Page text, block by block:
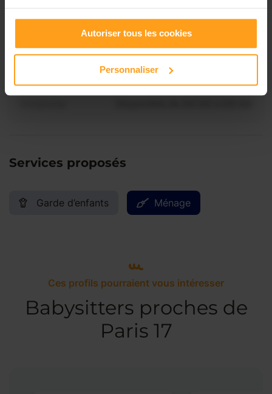
Autoriser tous les cookies
Personnaliser
Disponible de 00:00 à 00:00
Disponible de 00:00 à 00:00
Contactez-nous
Services proposés
Garde d’enfants Ménage
Ces profils pourraient vous intéresser
Babysitters proches de
Paris 17